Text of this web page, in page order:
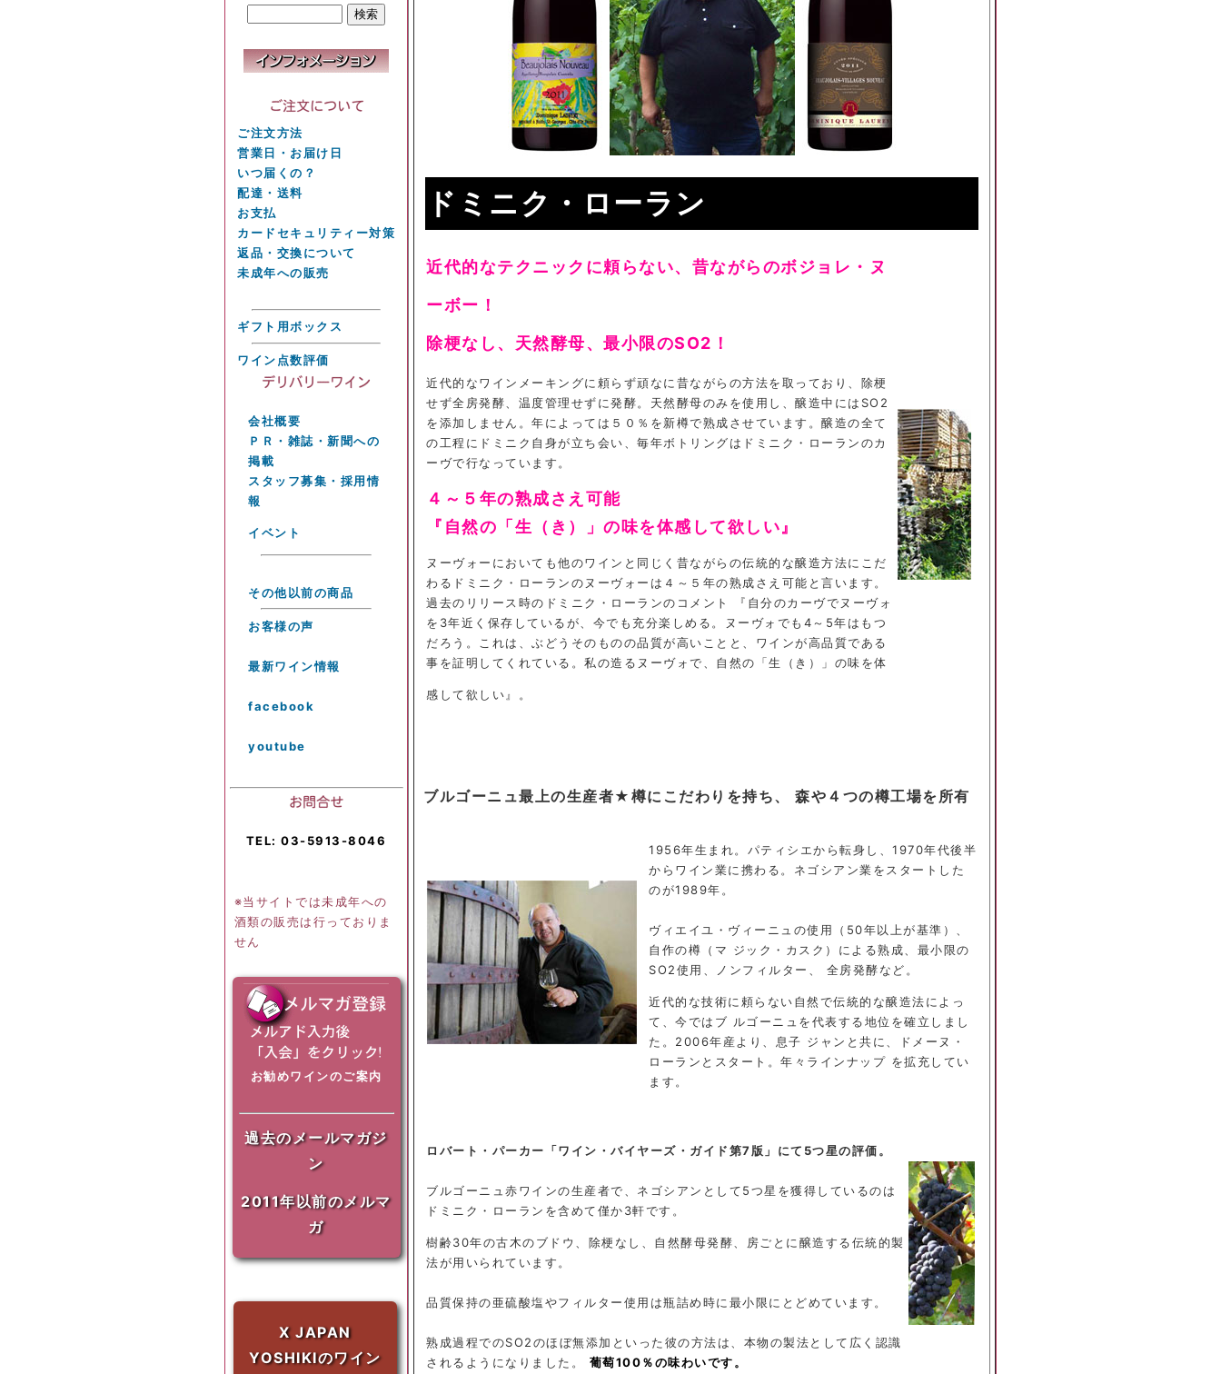
ご注文方法
営業日・お届け日
いつ届くの？
配達・送料
お支払
カードセキュリティー対策
返品・交換について
未成年への販売
ギフト用ボックス
ワイン点数評価
会社概要
ＰＲ・雑誌・新聞への
掲載
スタッフ募集・採用情
報
イベント
その他以前の商品
お客様の声
最新ワイン情報
facebook
youtube
TEL: 03-5913-8046
※当サイトでは未成年への
酒類の販売は行っておりま
せん
お勧めワインのご案内
過去のメールマガジ
ン
2011年以前のメルマ
ガ
X JAPAN
YOSHIKIのワイン
ドミニク・ローラン
近代的なテクニックに頼らない、昔ながらのボジョレ・ヌ
ーボー！
除梗なし、天然酵母、最小限のSO2！
近代的なワインメーキングに頼らず頑なに昔ながらの方法を取っており、除梗
せず全房発酵、温度管理せずに発酵。天然酵母のみを使用し、醸造中にはSO2
を添加しません。年によっては５０％を新樽で熟成させています。醸造の全て
の工程にドミニク自身が立ち会い、毎年ボトリングはドミニク・ローランのカ
ーヴで行なっています。
４～５年の熟成さえ可能
『自然の「生（き）」の味を体感して欲しい』
ヌーヴォーにおいても他のワインと同じく昔ながらの伝統的な醸造方法にこだ
わるドミニク・ローランのヌーヴォーは４～５年の熟成さえ可能と言います。
過去のリリース時のドミニク・ローランのコメント 『自分のカーヴでヌーヴォ
を3年近く保存しているが、今でも充分楽しめる。ヌーヴォでも4～5年はもつ
だろう。これは、ぶどうそのものの品質が高いことと、ワインが高品質である
事を証明してくれている。私の造るヌーヴォで、自然の「生（き）」の味を体
感して欲しい』。
ブルゴーニュ最上の生産者★樽にこだわりを持ち、 森や４つの樽工場を所有
1956年生まれ。パティシエから転身し、1970年代後半
からワイン業に携わる。ネゴシアン業をスタートした
のが1989年。
ヴィエイユ・ヴィーニュの使用（50年以上が基準）、
自作の樽（マ ジック・カスク）による熟成、最小限の
SO2使用、ノンフィルター、 全房発酵など。
近代的な技術に頼らない自然で伝統的な醸造法によっ
て、今ではブ ルゴーニュを代表する地位を確立しまし
た。2006年産より、息子 ジャンと共に、ドメーヌ・
ローランとスタート。年々ラインナップ を拡充してい
ます。
ロバート・パーカー「ワイン・バイヤーズ・ガイド第7版」にて5つ星の評価。
ブルゴーニュ赤ワインの生産者で、ネゴシアンとして5つ星を獲得しているのは
ドミニク・ローランを含めて僅か3軒です。
樹齢30年の古木のブドウ、除梗なし、自然酵母発酵、房ごとに醸造する伝統的製
法が用いられています。
品質保持の亜硫酸塩やフィルター使用は瓶詰め時に最小限にとどめています。
熟成過程でのSO2のほぼ無添加といった彼の方法は、本物の製法として広く認識
されるようになりました。 葡萄100％の味わいです。